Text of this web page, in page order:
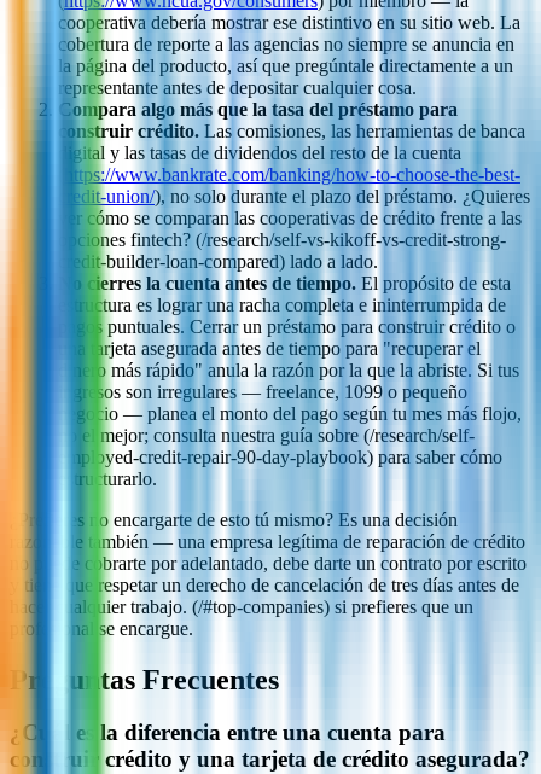
cooperativa debería mostrar ese distintivo en su sitio web. La
cobertura de reporte a las agencias no siempre se anuncia en
la página del producto, así que pregúntale directamente a un
representante antes de depositar cualquier cosa.
Compara algo más que la tasa del préstamo para
construir crédito. Las comisiones, las herramientas de banca
digital y las tasas de dividendos del resto de la cuenta
https://www.bankrate.com/banking/how-to-choose-the-best-
credit-union/), no solo durante el plazo del préstamo. ¿Quieres
ver cómo se comparan las cooperativas de crédito frente a las
opciones fintech? (/research/self-vs-kikoff-vs-credit-strong-
credit-builder-loan-compared) lado a lado.
No cierres la cuenta antes de tiempo. El propósito de esta
estructura es lograr una racha completa e ininterrumpida de
pagos puntuales. Cerrar un préstamo para construir crédito o
una tarjeta asegurada antes de tiempo para "recuperar el
dinero más rápido" anula la razón por la que la abriste. Si tus
ingresos son irregulares — freelance, 1099 o pequeño
negocio — planea el monto del pago según tu mes más flojo,
no el mejor; consulta nuestra guía sobre (/research/self-
employed-credit-repair-90-day-playbook) para saber cómo
estructurarlo.
¿Prefieres no encargarte de esto tú mismo? Es una decisión
razonable también — una empresa legítima de reparación de crédito
no puede cobrarte por adelantado, debe darte un contrato por escrito
y tiene que respetar un derecho de cancelación de tres días antes de
hacer cualquier trabajo. (/#top-companies) si prefieres que un
profesional se encargue.
Preguntas Frecuentes
¿Cuál es la diferencia entre una cuenta para
construir crédito y una tarjeta de crédito asegurada?